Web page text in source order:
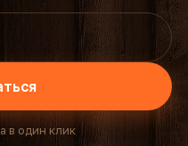
в один клик